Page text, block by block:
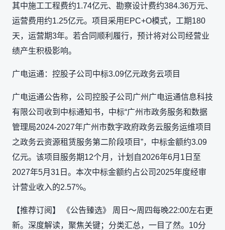
其中施工工程费约1.74亿元、勘察设计费约384.36万元、
运营费用约1.25亿元。项目采用EPC+O模式，工期180
天，运营期3年。若合同顺利履行，预计将对公司经营业
绩产生积极影响。
广电运通：控股子公司中标3.09亿元政务云项目
广电运通公告称，公司控股子公司广州广电运通信息科技
有限公司收到中标通知书，中标“广州市政务服务和数据
管理局2024-2027年广州市数字政府政务云服务运维项目
之政务云资源租赁服务第二阶段项目”，中标金额约3.09
亿元。该项目服务期12个月，计划自2026年6月1日至
2027年5月31日。本次中标金额约占公司2025年度经审
计营业收入的2.57%。
【推荐订阅】 《公告臻选》 周日～周四每晚22:00左右更
新。深度解读，聚焦关键；分类汇总，一目了然。10分